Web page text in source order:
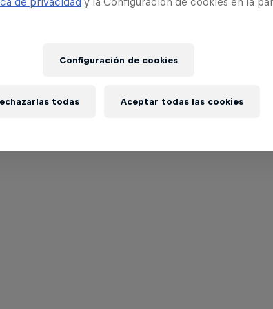
Configuración de cookies
todas Aceptar todas las cookies